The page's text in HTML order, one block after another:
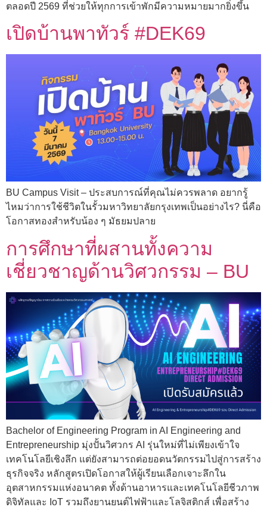
ตลอดปี 2569 ที่ช่วยให้ทุกการเข้าพักมีความหมายมากยิ่งขึ้น
เปิดบ้านพาทัวร์ #DEK69
BU Campus Visit – ประสบการณ์ที่คุณไม่ควรพลาด อยากรู้
ไหมว่าการใช้ชีวิตในรั้วมหาวิทยาลัยกรุงเทพเป็นอย่างไร? นี่คือ
โอกาสทองสำหรับน้อง ๆ มัธยมปลาย
การศึกษาที่ผสานทั้งความ
เชี่ยวชาญด้านวิศวกรรม – BU
Bachelor of Engineering Program in AI Engineering and
Entrepreneurship มุ่งปั้นวิศวกร AI รุ่นใหม่ที่ไม่เพียงเข้าใจ
เทคโนโลยีเชิงลึก แต่ยังสามารถต่อยอดนวัตกรรมไปสู่การสร้าง
ธุรกิจจริง หลักสูตรเปิดโอกาสให้ผู้เรียนเลือกเจาะลึกใน
อุตสาหกรรมแห่งอนาคต ทั้งด้านอาหารและเทคโนโลยีชีวภาพ
ดิจิทัลและ IoT รวมถึงยานยนต์ไฟฟ้าและโลจิสติกส์ เพื่อสร้าง